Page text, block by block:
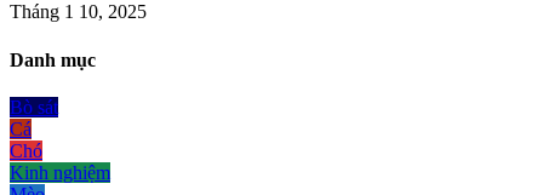
Tháng 1 10, 2025
Danh mục
Bò sát
Cá
Chó
Kinh nghiệm